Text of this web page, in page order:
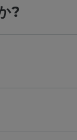
?